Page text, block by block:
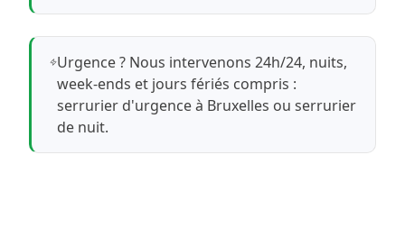
Urgence ? Nous intervenons 24h/24, nuits,
week-ends et jours fériés compris :
serrurier d'urgence à Bruxelles ouserrurier
de nuit.